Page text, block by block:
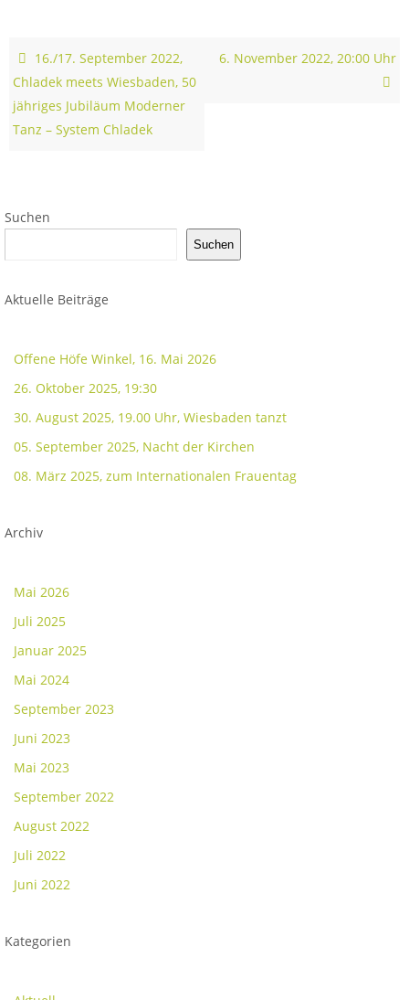
16./17. September 2022,
Chladek meets Wiesbaden, 50
jähriges Jubiläum Moderner
Tanz – System Chladek
6. November 2022, 20:00 Uhr
Suchen
Suchen
Aktuelle Beiträge
Offene Höfe Winkel, 16. Mai 2026
26. Oktober 2025, 19:30
30. August 2025, 19.00 Uhr, Wiesbaden tanzt
05. September 2025, Nacht der Kirchen
08. März 2025, zum Internationalen Frauentag
Archiv
Mai 2026
Juli 2025
Januar 2025
Mai 2024
September 2023
Juni 2023
Mai 2023
September 2022
August 2022
Juli 2022
Juni 2022
Kategorien